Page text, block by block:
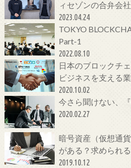
ィセゾンの合弁会
代金融サービスとは
2023.04.24
TOKYO
Part-1
2022.08.10
日本のブロックチ
ビジネスを支える
2020.10.02
今さら聞けない、
2020.02.27
暗号資産（仮想通
がある？求められ
2019.10.12